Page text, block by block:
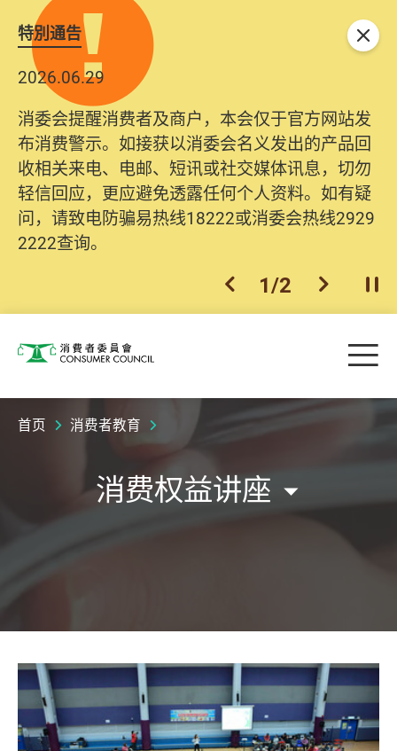
特別通告
2026.06.29
消委会提醒消费者及商户，本会仅于官方网站发
布消费警示。如接获以消委会名义发出的产品回
收相关来电、电邮、短讯或社交媒体讯息，切勿
轻信回应，更应避免透露任何个人资料。如有疑
问，请致电防骗易热线18222或消委会热线2929
2222查询。
上一个
1/2 下一个开
关闭
消费者委员会 目
首页 消费者教育
消费权益讲座